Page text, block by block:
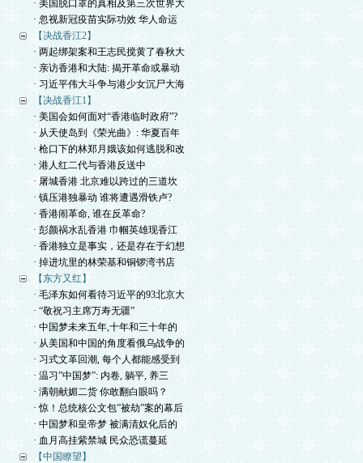
· 美国脱口罩的真相及第三次世界大
· 忽视新冠疫苗实际功效 华人命运
【决战香江2】
· 两起绑架案和王志民搅黄了春秋大
· 亲访香港和大陆: 揭开革命或暴动
· 习近平伟大斗争与港少女沉尸大海
【决战香江1】
· 美国会如何面对“香港临时政府”?
· 从天使岛到《荣光曲》: 华夏百年
· 枪口下的林郑月娥该如何逃脱和改
· 港人红二代与香港反送中
· 屠城香港 北京难以跨过的三道坎
· 镇压港独暴动 谁将遭遇滑铁卢?
· 香港闹革命, 谁在反革命?
· 彭颜祸水乱香港 巾帼英雄现香江
· 香港独立是事实，还是存在于幻想
· 掉进坑里的林荣基和铜锣湾书店
【东方又红】
· 毛泽东如何看待习近平的93北京大
· “敬祝习主席万寿无疆”
· 中国梦未来五年,十年和三十年的
· 从美国和中国的角度看俄乌战争的
· 习式文革回潮, 每个人都能感受到
· 温习”中国梦”: 内卷, 躺平, 养三
· 满朝献媚二货 你敢翻白眼吗？
· 惊！总统核公文包”被劫”案的幕后
· 中国梦和皇帝梦 被满清奴化后的
· 血月高挂紫禁城 民众恐谎蔓延
【中国瞭望】